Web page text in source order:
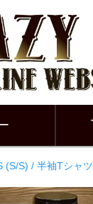
(S/S) / 半袖Tシャツ